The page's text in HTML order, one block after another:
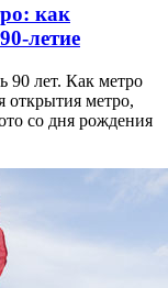
как
летие
90 лет. Как метро
открытия метро,
со дня рождения